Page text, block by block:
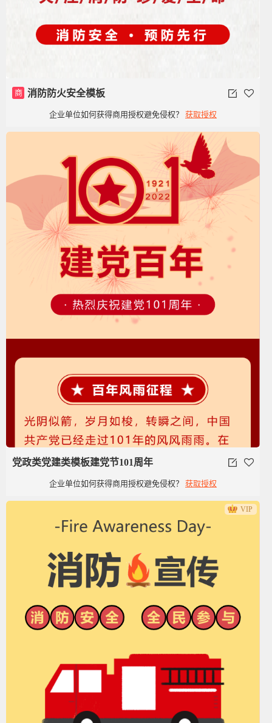
商 消防防火安全模板
企业单位如何获得商用授权避免侵权？ 获取授权
党政类党建类模板建党节101周年
企业单位如何获得商用授权避免侵权？ 获取授权
VIP